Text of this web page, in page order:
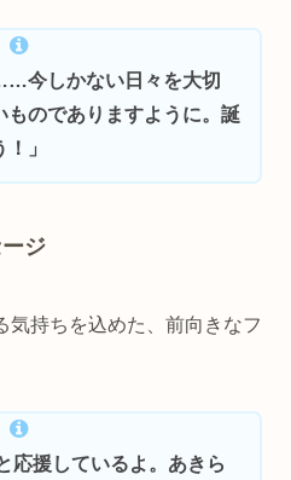
今しかない日々を大切
ものでありますように。誕
」
ジ
気持ちを込めた、前向きなフ
応援しているよ。あきら